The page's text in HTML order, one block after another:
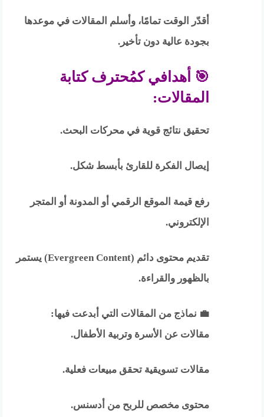
أقدّر الوقت تمامًا، وأسلم المقالات في موعدها
بجودة عالية دون تأخير.
🎯 أهدافي كمُحترف كتابة
المقالات:
تحقيق نتائج قوية في محركات البحث.
إيصال الفكرة للقارئ بأبسط شكل.
رفع قيمة الموقع الرقمي أو المدونة أو المتجر
الإلكتروني.
تقديم محتوى دائم (Evergreen Content) يستمر
بالظهور والقراءة.
💼 نماذج من المقالات التي أبدعت فيها:
مقالات عن الأسرة وتربية الأطفال.
مقالات تسويقية تحقق مبيعات فعلية.
محتوى مخصص للربح من أدسنس.